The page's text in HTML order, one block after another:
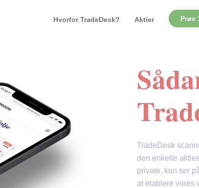
Prøv
Aktier
Hvorfor TradeDesk?
TradeDesk
den enkelte
private, kun ser
at etablere vores